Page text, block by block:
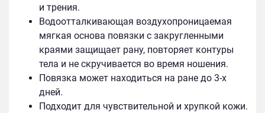
и трения.
Водоотталкивающая воздухопроницаемая
мягкая основа повязки с закругленными
краями защищает рану, повторяет контуры
тела и не скручивается во время ношения.
Повязка может находиться на ране до 3-х
дней.
Подходит для чувствительной и хрупкой кожи.